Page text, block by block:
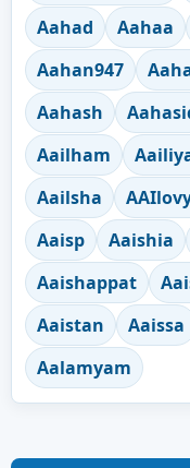
Aahad
Aahaa
Aahan947
Aahash
Aailham
Aailsha
Aaisp
Aaishia
Aaishappat
Aaistan
Aaissa
Aalamyam